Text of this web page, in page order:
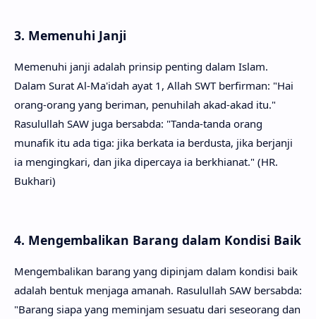
3. Memenuhi Janji
Memenuhi janji adalah prinsip penting dalam Islam.
Dalam Surat Al-Ma'idah ayat 1, Allah SWT berfirman: "Hai
orang-orang yang beriman, penuhilah akad-akad itu."
Rasulullah SAW juga bersabda: "Tanda-tanda orang
munafik itu ada tiga: jika berkata ia berdusta, jika berjanji
ia mengingkari, dan jika dipercaya ia berkhianat." (HR.
Bukhari)
4. Mengembalikan Barang dalam Kondisi Baik
Mengembalikan barang yang dipinjam dalam kondisi baik
adalah bentuk menjaga amanah. Rasulullah SAW bersabda:
"Barang siapa yang meminjam sesuatu dari seseorang dan